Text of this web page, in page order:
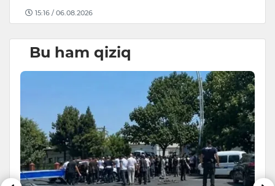
15:16 / 06.08.2026
Bu ham qiziq